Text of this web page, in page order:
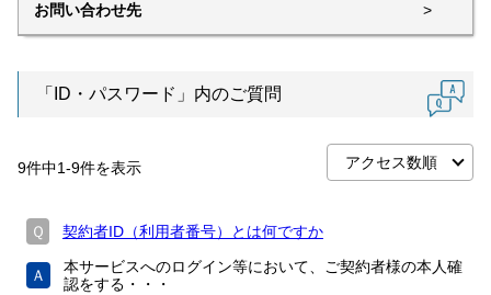
お問い合わせ先 >
「ID・パスワード」内のご質問
9件中1-9件を表示
Ｑ 契約者ID（利用者番号）とは何ですか
Ａ
本サービスへのログイン等において、ご契約者様の本人確
認をする・・・